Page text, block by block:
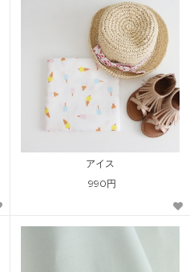
アイス
990円